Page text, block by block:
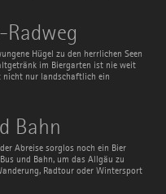
Radweg
Hügel zu den herrlichen Seen
im Biergarten ist nie weit
nicht nur landschaftlich ein
Bahn
Abreise sorglos noch ein Bier
und Bahn, um das Allgäu zu
Radtour oder Wintersport